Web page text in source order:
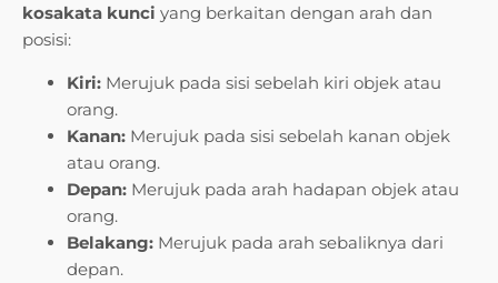
kosakata kunci yang berkaitan dengan arah dan
posisi:
Kiri: Merujuk pada sisi sebelah kiri objek atau
orang.
Kanan: Merujuk pada sisi sebelah kanan objek
atau orang.
Depan: Merujuk pada arah hadapan objek atau
orang.
Belakang: Merujuk pada arah sebaliknya dari
depan.